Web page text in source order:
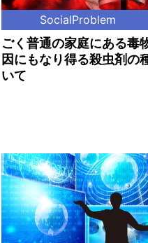
SocialProblem
ごく普通の家庭にある毒
因にもなり得る殺虫剤の
いて